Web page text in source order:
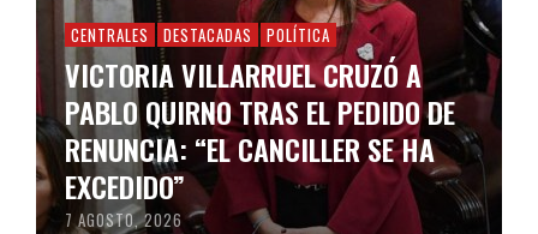
CENTRALES DESTACADAS POLÍTICA
VICTORIA VILLARRUEL CRUZÓ A
PABLO QUIRNO TRAS EL PEDIDO DE
RENUNCIA: “EL CANCILLER SE HA
EXCEDIDO”
7 AGOSTO, 2026